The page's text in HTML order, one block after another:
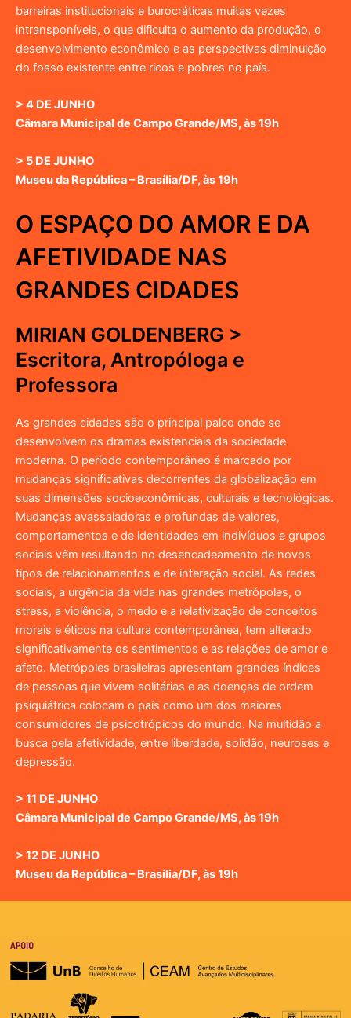
barreiras institucionais e burocráticas muitas vezes
intransponíveis, o que dificulta o aumento da produção, o
desenvolvimento econômico e as perspectivas diminuição
do fosso existente entre ricos e pobres no país.
> 4 DE JUNHO
Câmara Municipal de Campo Grande/MS, às 19h
> 5 DE JUNHO
Museu da República – Brasília/DF, às 19h
O ESPAÇO DO AMOR E DA
AFETIVIDADE NAS
GRANDES CIDADES
MIRIAN GOLDENBERG >
Escritora, Antropóloga e
Professora
As grandes cidades são o principal palco onde se
desenvolvem os dramas existenciais da sociedade
moderna. O período contemporâneo é marcado por
mudanças significativas decorrentes da globalização em
suas dimensões socioeconômicas, culturais e tecnológicas.
Mudanças avassaladoras e profundas de valores,
comportamentos e de identidades em indivíduos e grupos
sociais vêm resultando no desencadeamento de novos
tipos de relacionamentos e de interação social. As redes
sociais, a urgência da vida nas grandes metrópoles, o
stress, a violência, o medo e a relativização de conceitos
morais e éticos na cultura contemporânea, tem alterado
significativamente os sentimentos e as relações de amor e
afeto. Metrópoles brasileiras apresentam grandes índices
de pessoas que vivem solitárias e as doenças de ordem
psiquiátrica colocam o país como um dos maiores
consumidores de psicotrópicos do mundo. Na multidão a
busca pela afetividade, entre liberdade, solidão, neuroses e
depressão.
> 11 DE JUNHO
Câmara Municipal de Campo Grande/MS, às 19h
> 12 DE JUNHO
Museu da República – Brasília/DF, às 19h